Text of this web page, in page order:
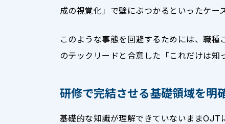
成の視覚化」で壁にぶつかるといったケー
このような事態を回避するためには、職
のテックリードと合意した「これだけは知
研修で完結させる基礎領域を明
基礎的な知識が理解できていないままOJT